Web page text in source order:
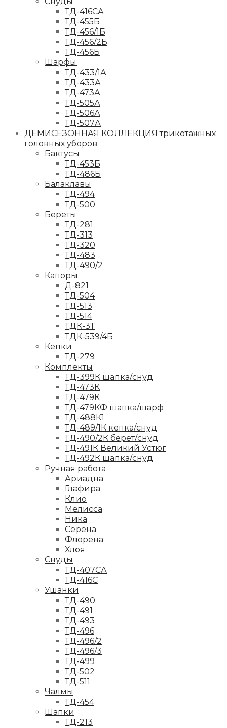
ТД-416СА
ТД-455Б
ТД-456/1Б
ТД-456/2Б
ТД-456Б
Шарфы
ТД-433/1А
ТД-433А
ТД-473А
ТД-505А
ТД-506А
ТД-507А
ДЕМИСЕЗОННАЯ КОЛЛЕКЦИЯ трикотажных
головных уборов
Бактусы
ТД-453Б
ТД-486Б
Балаклавы
ТД-494
ТД-500
Береты
ТД-281
ТД-313
ТД-320
ТД-483
ТД-490/2
Капоры
Д-821
ТД-504
ТД-513
ТД-514
ТДК-3Т
ТДК-539/4Б
Кепки
ТД-279
Комплекты
ТД-399К шапка/снуд
ТД-473К
ТД-479К
ТД-479КФ шапка/шарф
ТД-488К1
ТД-489/1К кепка/снуд
ТД-490/2К берет/снуд
ТД-491К Великий Устюг
ТД-492К шапка/снуд
Ручная работа
Ариадна
Глафира
Клио
Мелисса
Ника
Серена
Флорена
Хлоя
Снуды
ТД-407СА
ТД-416С
Ушанки
ТД-490
ТД-491
ТД-493
ТД-496
ТД-496/2
ТД-496/3
ТД-499
ТД-502
ТД-511
Чалмы
ТД-454
Шапки
ТД-213